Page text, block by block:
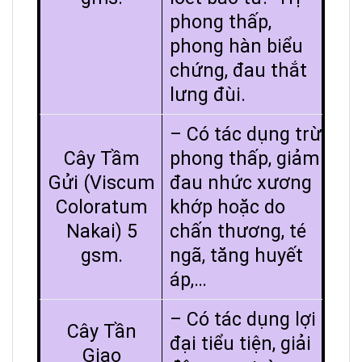
phong thấp,
phong hàn biểu
chứng, đau thắt
lưng đùi.
Cây Tầm
Gửi (Viscum
Coloratum
Nakai) 5
gsm.
– Có tác dụng trừ
phong thấp, giảm
đau nhức xương
khớp hoặc do
chấn thương, té
ngã, tăng huyết
áp,…
Cây Tần
Giao
– Có tác dụng lợi
đại tiểu tiện, giải